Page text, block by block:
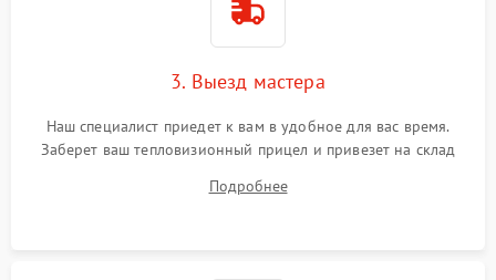
3. Выезд мастера
Наш специалист приедет к вам в удобное для вас время.
Заберет ваш тепловизионный прицел и привезет на склад
Подробнее